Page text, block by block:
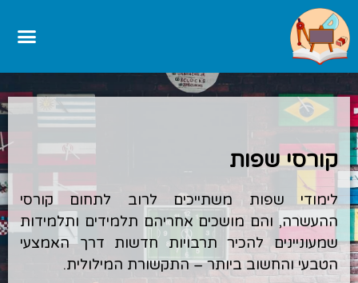
קורסי שפות
לימודי שפות משתייכים לרוב לתחום קורסי
ההעשרה, והם מושכים אחריהם תלמידים ותלמידות
שמעוניינים להכיר תרבויות חדשות דרך האמצעי
הטבעי והחשוב ביותר – התקשורת המילולית.